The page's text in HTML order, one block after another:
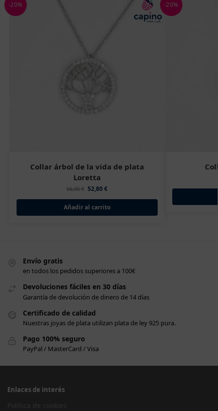
-20%
Collar árbol de la vida de plata
Loretta
66,00€ 52,80€
Añadir al carrito
-20%
Envío gratis
en todos los pedidos superiores a 100€
Devoluciones fáciles en 30 días
Garantía de devolución de dinero de 14 días
Certificado de calidad
Nuestras joyas de plata utilizan plata de ley 925 pura.
Pago 100% seguro
PayPal / MasterCard / Visa
Enlaces de interés